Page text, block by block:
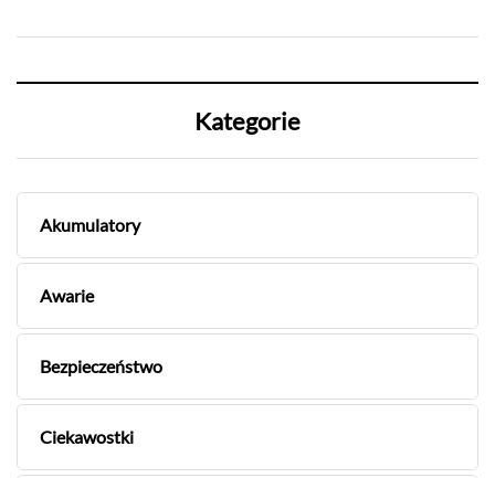
Kategorie
Akumulatory
Awarie
Bezpieczeństwo
Ciekawostki